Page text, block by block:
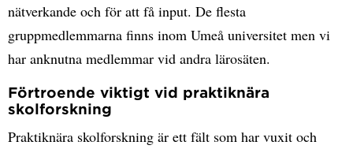
nätverkande och för att få input. De flesta
gruppmedlemmarna finns inom Umeå universitet men vi
har anknutna medlemmar vid andra lärosäten.
Förtroende viktigt vid praktiknära
skolforskning
Praktiknära skolforskning är ett fält som har vuxit och